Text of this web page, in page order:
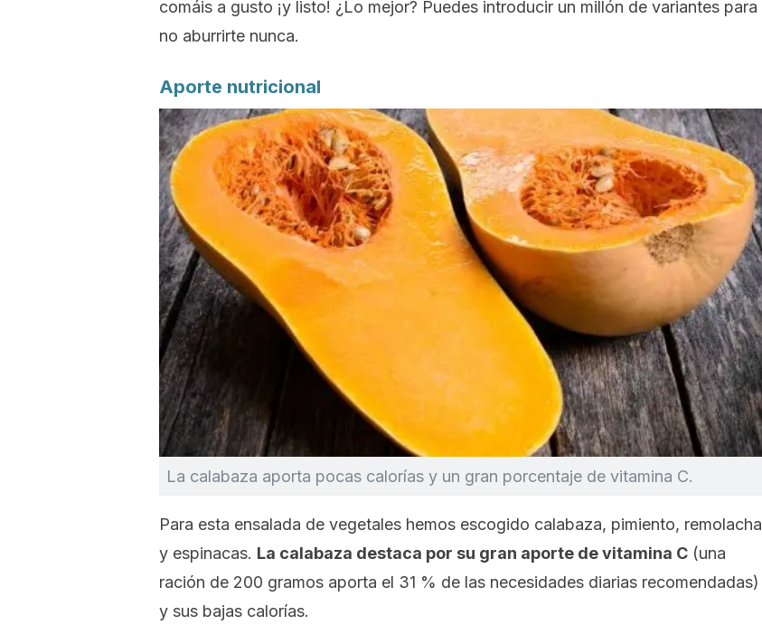
comáis a gusto ¡y listo! ¿Lo mejor? Puedes introducir un millón de variantes para
no aburrirte nunca.
Aporte nutricional
La calabaza aporta pocas calorías y un gran porcentaje de vitamina C.
Para esta ensalada de vegetales hemos escogido calabaza, pimiento, remolacha
y espinacas. La calabaza destaca por su gran aporte de vitamina C (una
ración de 200 gramos aporta el 31 % de las necesidades diarias recomendadas)
y sus bajas calorías.